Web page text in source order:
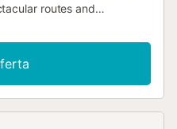
routes and